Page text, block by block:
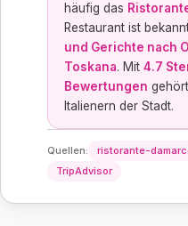
häufig das
Restaurant ist
und Gerichte nach
Toskana. Mit 4.7
Bewertungen
Italienern der Stadt.
Quellen: ristorante-
TripAdvisor